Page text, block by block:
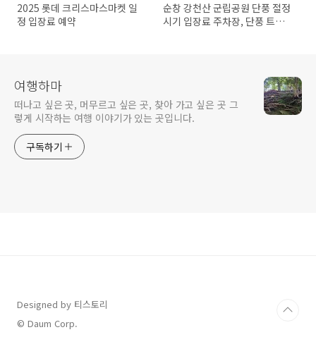
2025 롯데 크리스마스마켓 일
정 입장료 예약
순창 강천산 군립공원 단풍 절정
시기 입장료 주차장, 단풍 트레
여행하마
떠나고 싶은 곳, 머무르고 싶은 곳, 찾아 가고 싶은 곳 그
렇게 시작하는 여행 이야기가 있는 곳입니다.
구독하기
Designed by 티스토리
© Daum Corp.